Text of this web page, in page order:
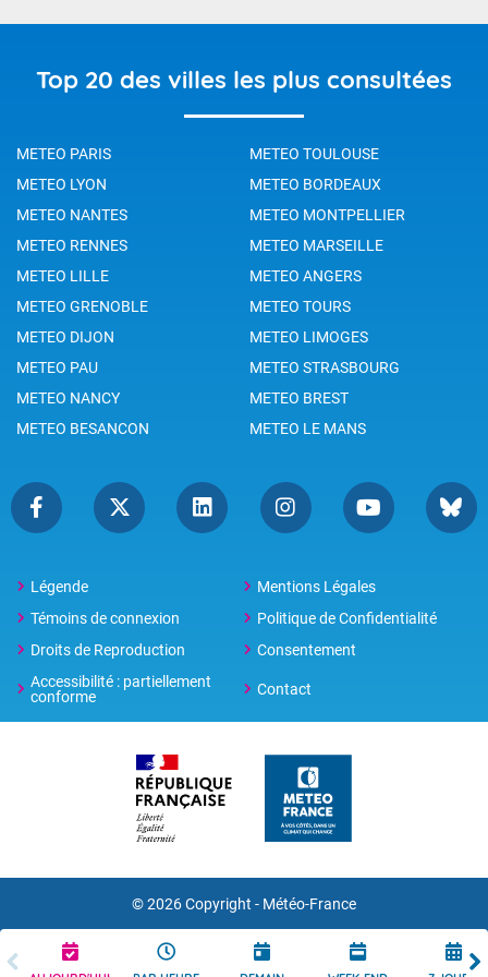
Top 20 des villes les plus consultées
METEO PARIS
METEO TOULOUSE
METEO LYON
METEO BORDEAUX
METEO NANTES
METEO MONTPELLIER
METEO RENNES
METEO MARSEILLE
METEO LILLE
METEO ANGERS
METEO GRENOBLE
METEO TOURS
METEO DIJON
METEO LIMOGES
METEO PAU
METEO STRASBOURG
METEO NANCY
METEO BREST
METEO BESANCON
METEO LE MANS
Légende
Mentions Légales
Témoins de connexion
Politique de Confidentialité
Droits de Reproduction
Consentement
Accessibilité : partiellement
conforme
Contact
© 2026 Copyright - Météo-France